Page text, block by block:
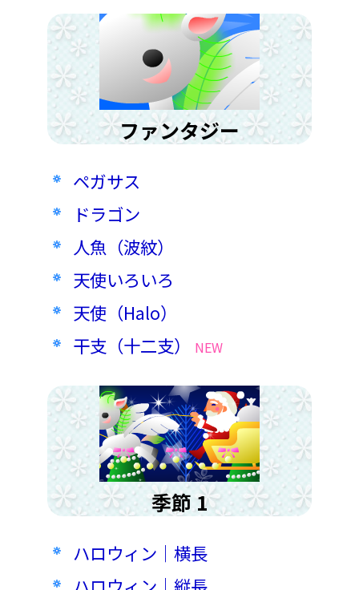
ファンタジー
ペガサス
ドラゴン
人魚（波紋）
天使いろいろ
天使（Halo）
干支（十二支）
NEW
季節 1
ハロウィン｜横長